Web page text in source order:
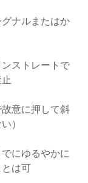
グナルまたはか
ストレートで
故意に押して斜
）
にゆるやかに
は可